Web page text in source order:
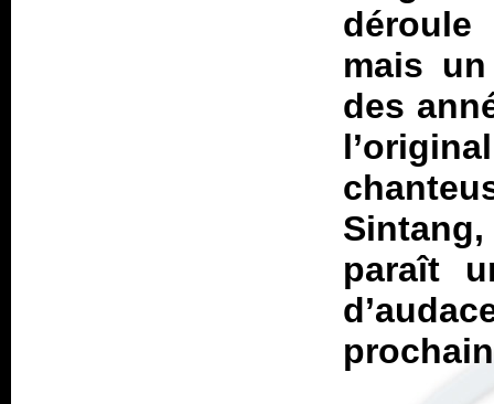
mais
des
paraît